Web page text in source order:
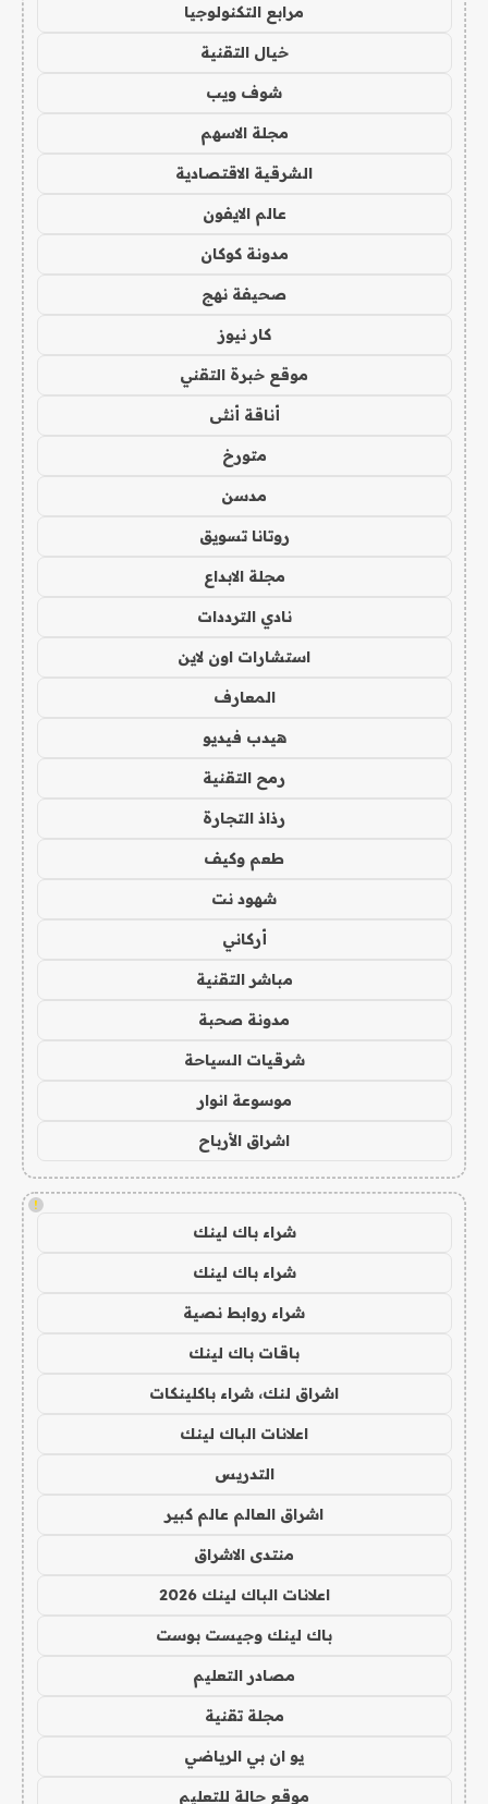
مرابع التكنولوجيا
خيال التقنية
شوف ويب
مجلة الاسهم
الشرقية الاقتصادية
عالم الايفون
مدونة كوكان
صحيفة نهج
كار نيوز
موقع خبرة التقني
أناقة أنثى
متورخ
مدسن
روتانا تسويق
مجلة الابداع
نادي الترددات
استشارات اون لاين
المعارف
هيدب فيديو
رمح التقنية
رذاذ التجارة
طعم وكيف
شهود نت
أركاني
مباشر التقنية
مدونة صحبة
شرقيات السياحة
موسوعة انوار
اشراق الأرباح
!
شراء باك لينك
شراء باك لينك
شراء روابط نصية
باقات باك لينك
اشراق لنك، شراء باكلينكات
اعلانات الباك لينك
التدريس
اشراق العالم عالم كبير
منتدى الاشراق
اعلانات الباك لينك 2026
باك لينك وجيست بوست
مصادر التعليم
مجلة تقنية
يو ان بي الرياضي
موقع حالة للتعليم